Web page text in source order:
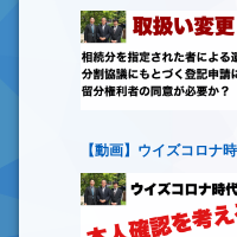
【動画】ウイズコロナ